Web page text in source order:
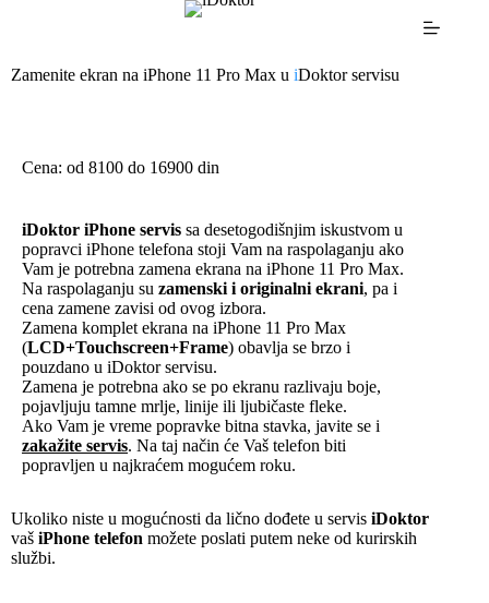
Zamenite ekran na iPhone 11 Pro Max u iDoktor servisu
Cena: od 8100 do 16900 din
iDoktor iPhone servis sa desetogodišnjim iskustvom u
popravci iPhone telefona stoji Vam na raspolaganju ako
Vam je potrebna zamena ekrana na iPhone 11 Pro Max.
Na raspolaganju su zamenski i originalni ekrani, pa i
cena zamene zavisi od ovog izbora.
Zamena komplet ekrana na iPhone 11 Pro Max
(LCD+Touchscreen+Frame) obavlja se brzo i
pouzdano u iDoktor servisu.
Zamena je potrebna ako se po ekranu razlivaju boje,
pojavljuju tamne mrlje, linije ili ljubičaste fleke.
Ako Vam je vreme popravke bitna stavka, javite se i
zakažite servis. Na taj način će Vaš telefon biti
popravljen u najkraćem mogućem roku.
Ukoliko niste u mogućnosti da lično dođete u servis iDoktor
vaš iPhone telefon možete poslati putem neke od kurirskih
službi.